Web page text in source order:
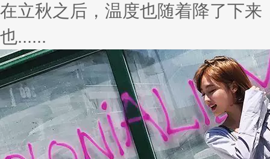
在立秋之后，温度也随着降了下
也......